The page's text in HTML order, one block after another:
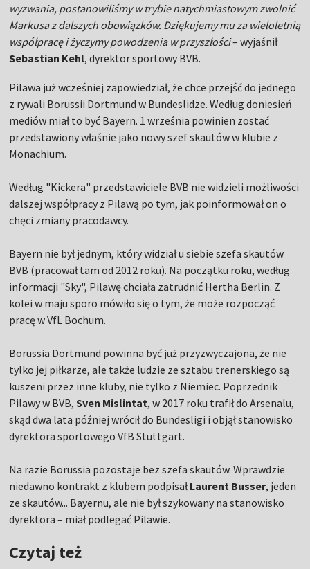
wyzwania, postanowiliśmy w trybie natychmiastowym zwolnić
Markusa z dalszych obowiązków. Dziękujemy mu za wieloletnią
współpracę i życzymy powodzenia w przyszłości– wyjaśnił
Sebastian Kehl, dyrektor sportowy BVB.
Pilawa już wcześniej zapowiedział, że chce przejść do jednego
z rywali Borussii Dortmund w Bundeslidze. Według doniesień
mediów miał to być Bayern. 1 września powinien zostać
przedstawiony właśnie jako nowy szef skautów w klubie z
Monachium.
Według "Kickera" przedstawiciele BVB nie widzieli możliwości
dalszej współpracy z Pilawą po tym, jak poinformował on o
chęci zmiany pracodawcy.
Bayern nie był jednym, który widział u siebie szefa skautów
BVB (pracował tam od 2012 roku). Na początku roku, według
informacji "Sky", Pilawę chciała zatrudnić Hertha Berlin. Z
kolei w maju sporo mówiło się o tym, że może rozpocząć
pracę w VfL Bochum.
Borussia Dortmund powinna być już przyzwyczajona, że nie
tylko jej piłkarze, ale także ludzie ze sztabu trenerskiego są
kuszeni przez inne kluby, nie tylko z Niemiec. Poprzednik
Pilawy w BVB,Sven Mislintat, w 2017 roku trafił do Arsenalu,
skąd dwa lata później wrócił do Bundesligi i objął stanowisko
dyrektora sportowego VfB Stuttgart.
Na razie Borussia pozostaje bez szefa skautów. Wprawdzie
niedawno kontrakt z klubem podpisałLaurent Busser, jeden
ze skautów... Bayernu, ale nie był szykowany na stanowisko
dyrektora – miał podlegać Pilawie.
Czytaj też